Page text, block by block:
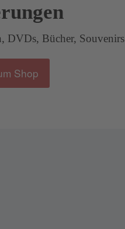
DVDs, Bücher, Souvenirs
Shop